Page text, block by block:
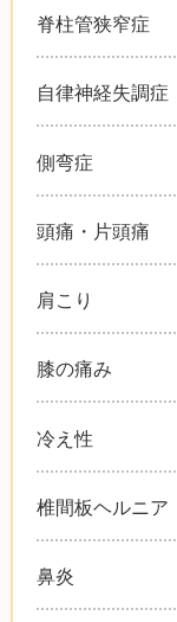
脊柱管狭窄症
自律神経失調症
側弯症
頭痛・片頭痛
肩こり
膝の痛み
冷え性
椎間板ヘルニア
鼻炎